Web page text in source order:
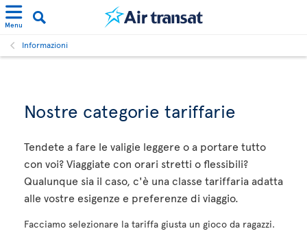
Menu
Informazioni
Nostre categorie tariffarie
Tendete a fare le valigie leggere o a portare tutto
con voi? Viaggiate con orari stretti o flessibili?
Qualunque sia il caso, c'è una classe tariffaria adatta
alle vostre esigenze e preferenze di viaggio.
Facciamo selezionare la tariffa giusta un gioco da ragazzi.